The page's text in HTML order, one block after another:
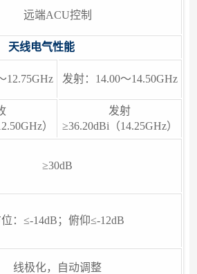
远端ACU控制
天线电气性能
12.75GHz 发射：14.00～14.50GHz
）
发射
≥36.20dBi（14.25GHz）
≥30dB
：≤-14dB；俯仰≤-12dB
线极化，自动调整